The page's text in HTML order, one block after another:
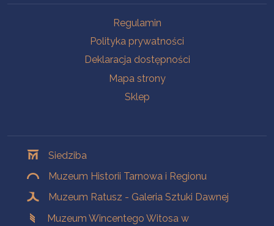
Regulamin
Polityka prywatności
Deklaracja dostępności
Mapa strony
Sklep
Siedziba
Muzeum Historii Tarnowa i Regionu
Muzeum Ratusz - Galeria Sztuki Dawnej
Muzeum Wincentego Witosa w